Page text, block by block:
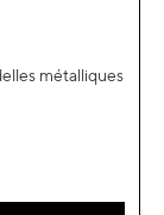
métalliques